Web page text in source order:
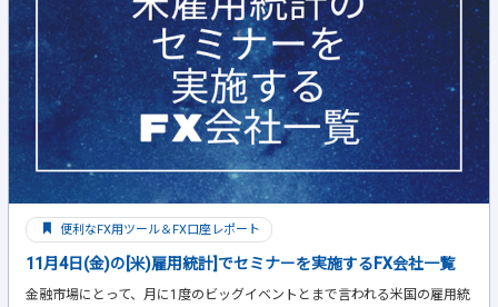
便利なFX用ツール＆FX口座レポート
11月4日(金)の[米)雇用統計]でセミナーを実施するFX会社一覧
金融市場にとって、月に1度のビッグイベントとまで言われる米国の雇用統